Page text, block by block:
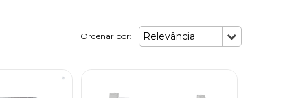
Ordenar por: Relevância